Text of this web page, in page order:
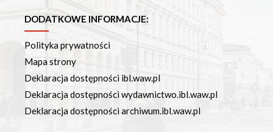
DODATKOWE INFORMACJE:
Polityka prywatności
Mapa strony
Deklaracja dostępności ibl.waw.pl
Deklaracja dostępności wydawnictwo.ibl.waw.pl
Deklaracja dostępności archiwum.ibl.waw.pl